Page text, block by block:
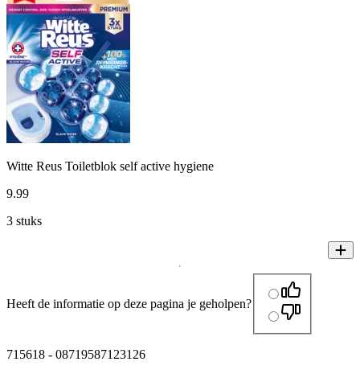
Witte Reus Toiletblok self active hygiene
9.99
3 stuks
Heeft de informatie op deze pagina je geholpen?
715618 - 08719587123126